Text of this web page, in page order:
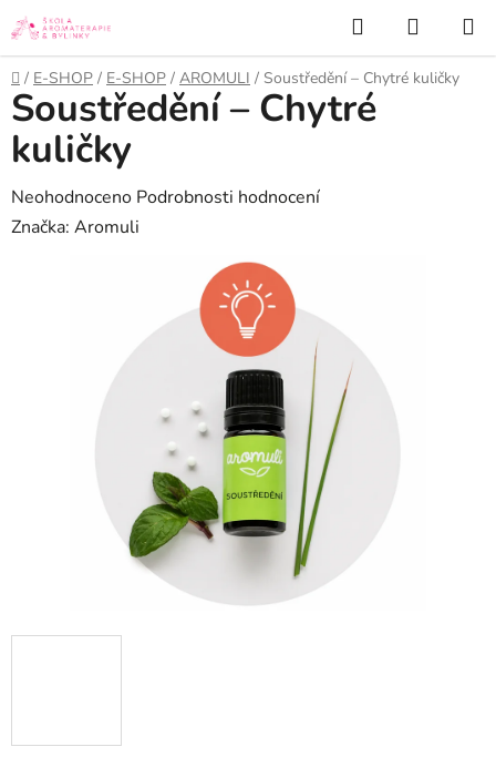
Přejít
na
obsah
Hledat
KOŠÍK
Domů
/ E-SHOP / E-SHOP / AROMULI / Soustředění – Chytré kuličky
Soustředění – Chytré
kuličky
Průměrné
hodnocení
Neohodnoceno Podrobnosti hodnocení
Značka: Aromuli